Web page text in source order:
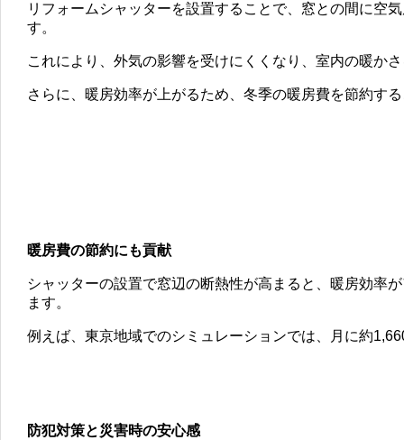
リフォームシャッターを設置することで、窓との間に空
す。
これにより、外気の影響を受けにくくなり、室内の暖か
さらに、暖房効率が上がるため、冬季の暖房費を節約す
暖房費の節約にも貢献
シャッターの設置で窓辺の断熱性が高まると、暖房効率
ます。
例えば、東京地域でのシミュレーションでは、月に約
防犯対策と災害時の安心感